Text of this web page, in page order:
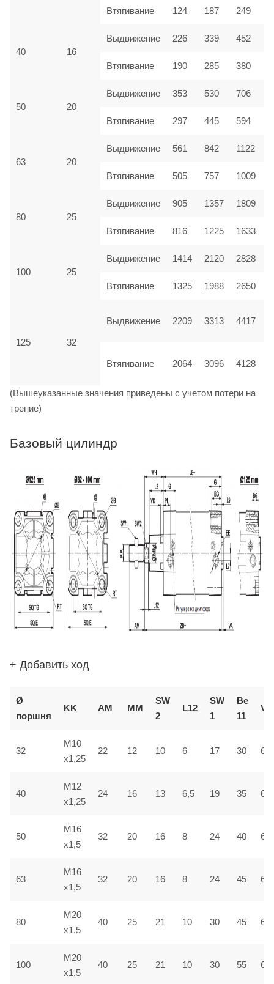
Втягивание
124 187 249
40 16
Выдвижение 226 339 452
Втягивание 190 285 380
50 20
Выдвижение 353 530 706
Втягивание 297 445 594
63 20
Выдвижение 561 842 1122
Втягивание 505 757 1009
80 25
Выдвижение 905 1357 1809
Втягивание 816 1225 1633
100 25
Выдвижение 1414 2120 2828
Втягивание 1325 1988 2650
125 32
Выдвижение 2209 3313 4417
Втягивание 2064 3096 4128
(Вышеуказанные значения приведены с учетом потери на
трение)
Базовый цилиндр
+ Добавить ход
Ø
поршня
KK AM ММ
SW
2
L12
SW
1
Вe
11
VD
32
M10
x1,25
22 12 10 6 17 30 6
40
M12
x1,25
24 16 13 6,5 19 35 6,5
50
M16
x1,5
32 20 16 8 24 40 6,5
63
M16
x1,5
32 20 16 8 24 45 6,5
80
M20
x1,5
40 25 21 10 30 45 6,5
100
M20
x1,5
40 25 21 10 30 55 6,5